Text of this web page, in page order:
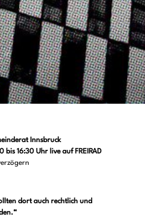
Innsbruck
16:30 Uhr live auf FREIRAD
dort auch rechtlich und